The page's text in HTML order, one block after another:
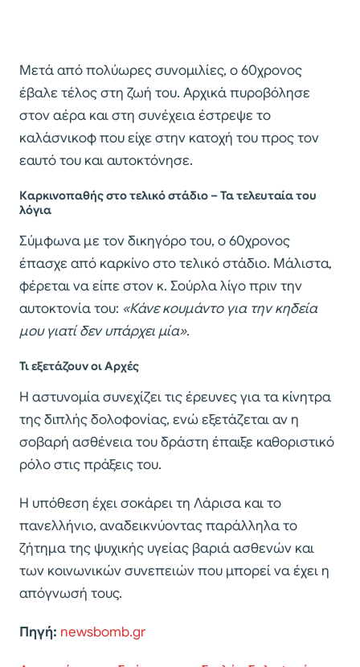
Μετά από πολύωρες συνομιλίες, ο 60χρονος
έβαλε τέλος στη ζωή του. Αρχικά πυροβόλησε
στον αέρα και στη συνέχεια έστρεψε το
καλάσνικοφ που είχε στην κατοχή του προς τον
εαυτό του και αυτοκτόνησε.
Καρκινοπαθής στο τελικό στάδιο – Τα τελευταία του
λόγια
Σύμφωνα με τον δικηγόρο του, ο 60χρονος
έπασχε από καρκίνο στο τελικό στάδιο. Μάλιστα,
φέρεται να είπε στον κ. Σούρλα λίγο πριν την
αυτοκτονία του: «Κάνε κουμάντο για την κηδεία
μου γιατί δεν υπάρχει μία».
Τι εξετάζουν οι Αρχές
Η αστυνομία συνεχίζει τις έρευνες για τα κίνητρα
της διπλής δολοφονίας, ενώ εξετάζεται αν η
σοβαρή ασθένεια του δράστη έπαιξε καθοριστικό
ρόλο στις πράξεις του.
Η υπόθεση έχει σοκάρει τη Λάρισα και το
πανελλήνιο, αναδεικνύοντας παράλληλα το
ζήτημα της ψυχικής υγείας βαριά ασθενών και
των κοινωνικών συνεπειών που μπορεί να έχει η
απόγνωσή τους.
Πηγή: newsbomb.gr